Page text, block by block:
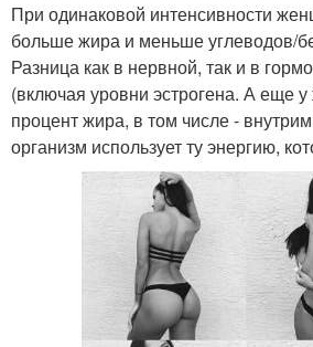
При одинаковой интенсивности
больше жира и меньше углеводов/
Разница как в нервной, так и в
(включая уровни эстрогена. А еще
процент жира, в том числе -
организм использует ту энергию,